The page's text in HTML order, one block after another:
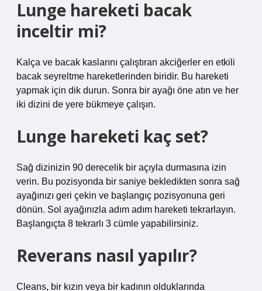
Lunge hareketi bacak
inceltir mi?
Kalça ve bacak kaslarını çalıştıran akciğerler en etkili
bacak seyreltme hareketlerinden biridir. Bu hareketi
yapmak için dik durun. Sonra bir ayağı öne atın ve her
iki dizini de yere bükmeye çalışın.
Lunge hareketi kaç set?
Sağ dizinizin 90 derecelik bir açıyla durmasına izin
verin. Bu pozisyonda bir saniye bekledikten sonra sağ
ayağınızı geri çekin ve başlangıç ​​pozisyonuna geri
dönün. Sol ayağınızla adım adım hareketi tekrarlayın.
Başlangıçta 8 tekrarlı 3 cümle yapabilirsiniz.
Reverans nasıl yapılır?
Cleans, bir kızın veya bir kadının olduklarında